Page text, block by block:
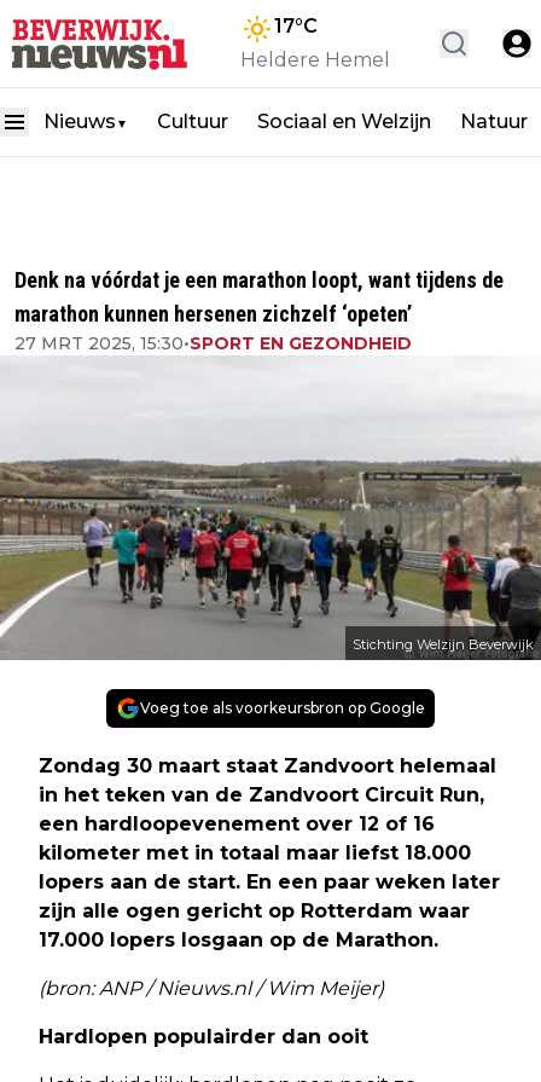
17°C
Heldere Hemel
Nieuws ▼ Cultuur Sociaal en Welzijn Natuur
Denk na vóórdat je een marathon loopt, want tijdens de
marathon kunnen hersenen zichzelf ‘opeten’
27 MRT 2025, 15:30•SPORT EN GEZONDHEID
Stichting Welzijn Beverwijk
Voeg toe als voorkeursbron op Google
Zondag 30 maart staat Zandvoort helemaal
in het teken van de Zandvoort Circuit Run,
een hardloopevenement over 12 of 16
kilometer met in totaal maar liefst 18.000
lopers aan de start. En een paar weken later
zijn alle ogen gericht op Rotterdam waar
17.000 lopers losgaan op de Marathon.
(bron: ANP / Nieuws.nl / Wim Meijer)
Hardlopen populairder dan ooit